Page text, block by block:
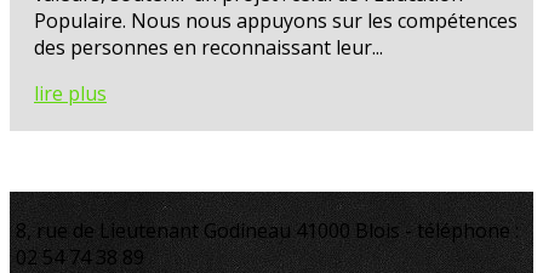
Populaire. Nous nous appuyons sur les compétences
des personnes en reconnaissant leur...
lire plus
8, rue de Lieutenant Godineau 41000 Blois - téléphone :
02 54 74 38 89